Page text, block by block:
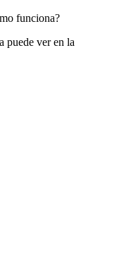
funciona?
puede ver en la